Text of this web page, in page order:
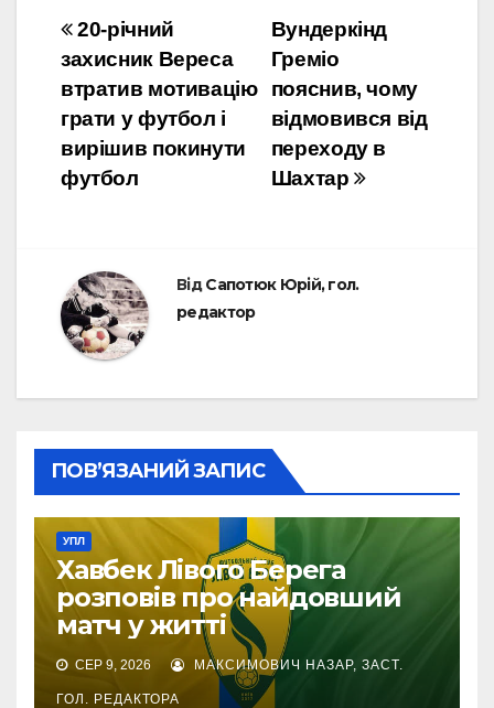
Навігація
записів
Вундеркінд
Греміо
пояснив, чому
відмовився від
переходу в
Шахтар
20-річний
захисник Вереса
втратив мотивацію
грати у футбол і
вирішив покинути
футбол
ВідСапотюк Юрій, гол.
редактор
ПОВ’ЯЗАНИЙ ЗАПИС
УПЛ
Хавбек Лівого Берега
розповів про найдовший
матч у житті
СЕР 9, 2026 МАКСИМОВИЧ НАЗАР, ЗАСТ.
ГОЛ. РЕДАКТОРА